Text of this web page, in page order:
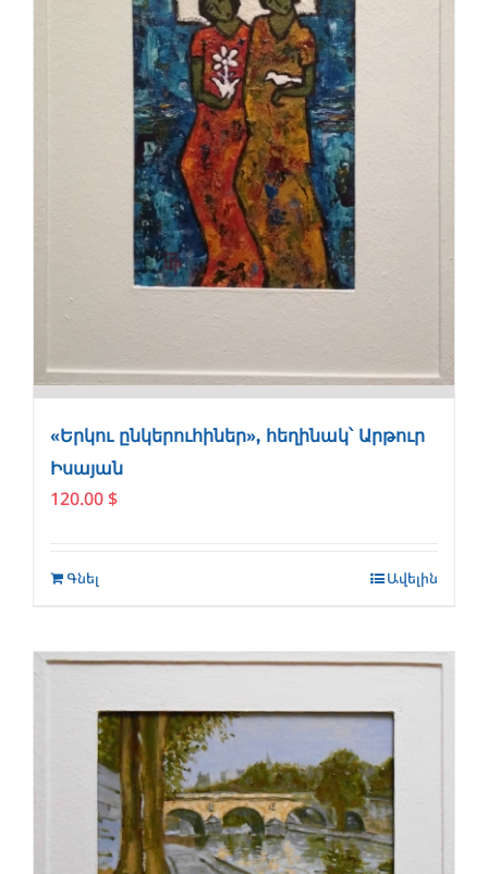
«Երկու ընկերուհիներ», հեղինակ՝ Արթուր
Իսայան
120.00 $
Գնել Ավելին